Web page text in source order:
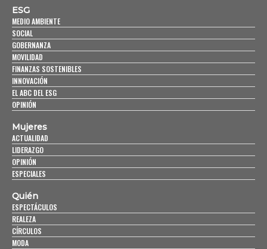
ESG
MEDIO AMBIENTE
SOCIAL
GOBERNANZA
MOVILIDAD
FINANZAS SOSTENIBLES
INNOVACIÓN
EL ABC DEL ESG
OPINIÓN
Mujeres
ACTUALIDAD
LIDERAZGO
OPINIÓN
ESPECIALES
Quién
ESPECTÁCULOS
REALEZA
CÍRCULOS
MODA